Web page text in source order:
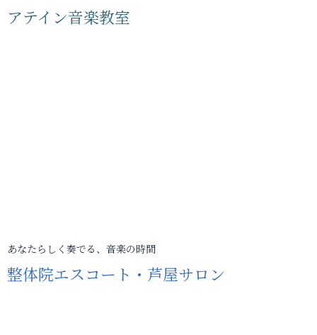
アテイン音楽教室
あなたらしく奏でる、音楽の時間
整体院エスコート・芦屋サロン